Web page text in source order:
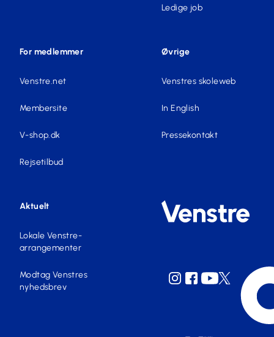
Ledige job
For medlemmer
Venstre.net
Membersite
V-shop.dk
Rejsetilbud
Øvrige
Venstres skoleweb
In English
Pressekontakt
Aktuelt
Lokale Venstre-
arrangementer
Modtag Venstres
nyhedsbrev